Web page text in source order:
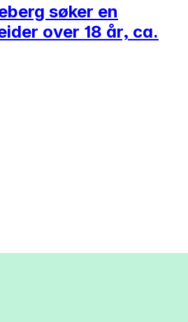
søker en
over 18 år, ca.